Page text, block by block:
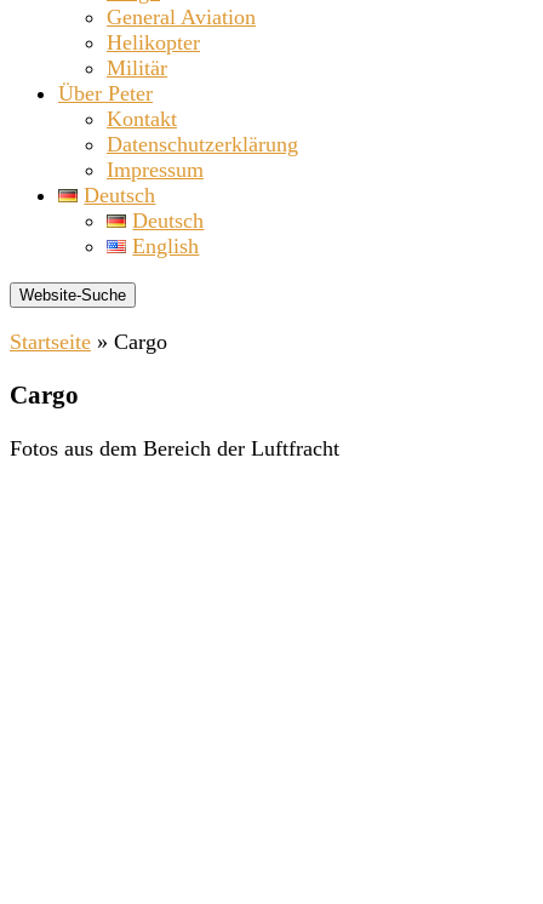
General Aviation
Helikopter
Militär
Über Peter
Kontakt
Datenschutzerklärung
Impressum
Deutsch
Deutsch
English
Website-Suche
Startseite » Cargo
Cargo
Fotos aus dem Bereich der Luftfracht